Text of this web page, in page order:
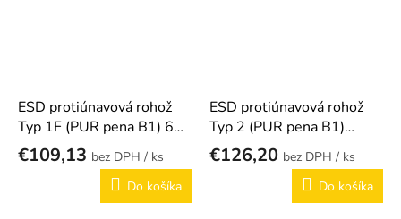
ESD protiúnavová rohož
Typ 1F (PUR pena B1) 660
× 960 mm
€109,13
/ ks
Do košíka
ESD protiúnavová rohož
Typ 2 (PUR pena B1)
(rozmery podľa želania
zákazníka)
€126,20
/ ks
Do košíka